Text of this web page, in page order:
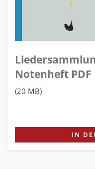
Notenheft PDF
(20 MB)
IN